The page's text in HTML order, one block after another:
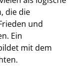
die die
und
Ein
mit dem